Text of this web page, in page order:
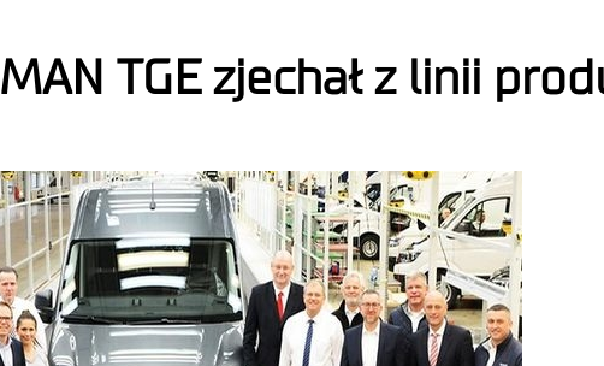
TGE zjechał z linii